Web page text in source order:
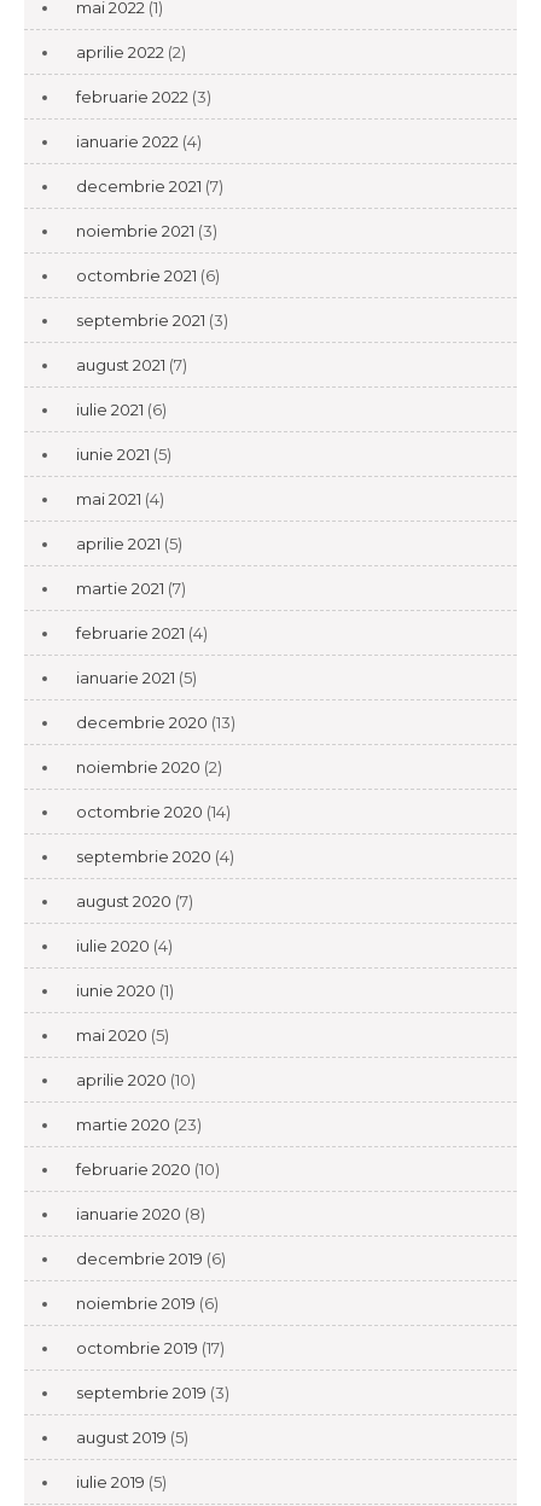
mai 2022 (1)
aprilie 2022 (2)
februarie 2022 (3)
ianuarie 2022 (4)
decembrie 2021 (7)
noiembrie 2021 (3)
octombrie 2021 (6)
septembrie 2021 (3)
august 2021 (7)
iulie 2021 (6)
iunie 2021 (5)
mai 2021 (4)
aprilie 2021 (5)
martie 2021 (7)
februarie 2021 (4)
ianuarie 2021 (5)
decembrie 2020 (13)
noiembrie 2020 (2)
octombrie 2020 (14)
septembrie 2020 (4)
august 2020 (7)
iulie 2020 (4)
iunie 2020 (1)
mai 2020 (5)
aprilie 2020 (10)
martie 2020 (23)
februarie 2020 (10)
ianuarie 2020 (8)
decembrie 2019 (6)
noiembrie 2019 (6)
octombrie 2019 (17)
septembrie 2019 (3)
august 2019 (5)
iulie 2019 (5)